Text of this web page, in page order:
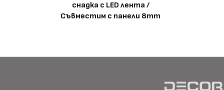
снадка с LED лента /
Съвместим с панели 8mm